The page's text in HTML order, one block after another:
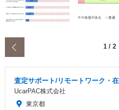
1 / 2
査定サポート/リモートワーク・
UcarPAC株式会社
東京都